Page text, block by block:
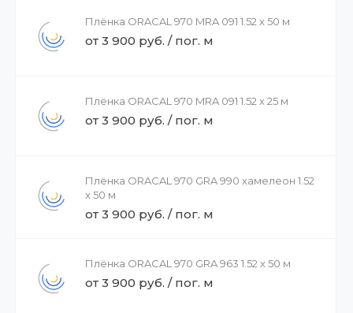
Плёнка ORACAL 970 MRA 091 1.52 x 50 м
от 3 900 руб. / пог. м
Плёнка ORACAL 970 MRA 091 1.52 x 25 м
от 3 900 руб. / пог. м
Плёнка ORACAL 970 GRA 990 хамелеон 1.52
x 50 м
от 3 900 руб. / пог. м
Плёнка ORACAL 970 GRA 963 1.52 x 50 м
от 3 900 руб. / пог. м